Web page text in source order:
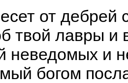
от дебрей
твой лавры и
неведомых и
богом